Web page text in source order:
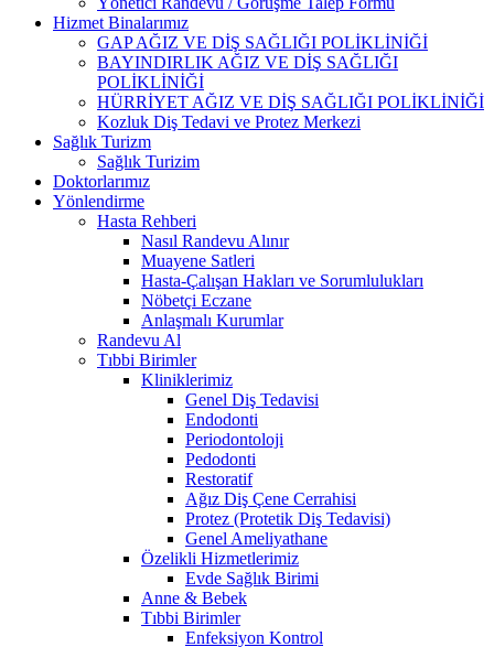
Hizmet Binalarımız
GAP AĞIZ VE DİŞ SAĞLIĞI POLİKLİNİĞİ
BAYINDIRLIK AĞIZ VE DİŞ SAĞLIĞI
POLİKLİNİĞİ
HÜRRİYET AĞIZ VE DİŞ SAĞLIĞI POLİKLİNİĞİ
Kozluk Diş Tedavi ve Protez Merkezi
Sağlık Turizm
Sağlık Turizim
Doktorlarımız
Yönlendirme
Hasta Rehberi
Nasıl Randevu Alınır
Muayene Satleri
Hasta-Çalışan Hakları ve Sorumlulukları
Nöbetçi Eczane
Anlaşmalı Kurumlar
Randevu Al
Tıbbi Birimler
Kliniklerimiz
Genel Diş Tedavisi
Endodonti
Periodontoloji
Pedodonti
Restoratif
Ağız Diş Çene Cerrahisi
Protez (Protetik Diş Tedavisi)
Genel Ameliyathane
Özelikli Hizmetlerimiz
Evde Sağlık Birimi
Anne & Bebek
Tıbbi Birimler
Enfeksiyon Kontrol